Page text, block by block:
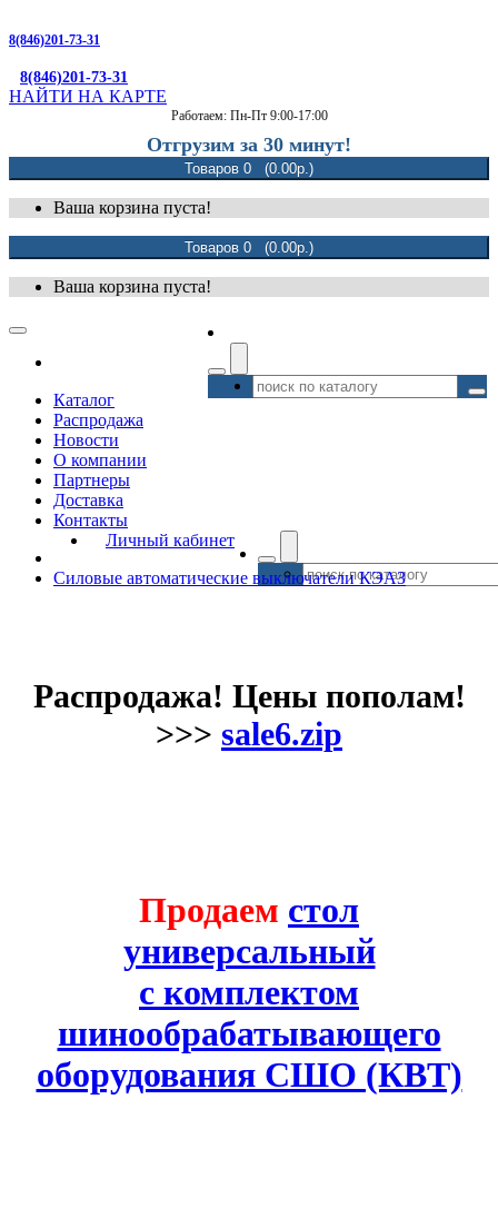
8(846)201-73-31
8(846)201-73-31
НАЙТИ НА КАРТЕ
Работаем: Пн-Пт 9:00-17:00
Отгрузим за 30 минут!
Товаров 0 (0.00р.)
Ваша корзина пуста!
Товаров 0 (0.00р.)
Ваша корзина пуста!
Каталог
Распродажа
Новости
О компании
Партнеры
Доставка
Контакты
Личный кабинет
Силовые автоматические выключатели КЭАЗ
Распродажа! Цены пополам!
>>> sale6.zip
Продаем стол
универсальный
с комплектом
шинообрабатывающего
оборудования СШО (КВТ)